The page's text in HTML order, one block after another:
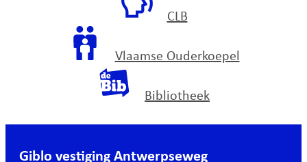
CLB
Vlaamse Ouderkoepel
Bibliotheek
Giblo vestiging Antwerpseweg